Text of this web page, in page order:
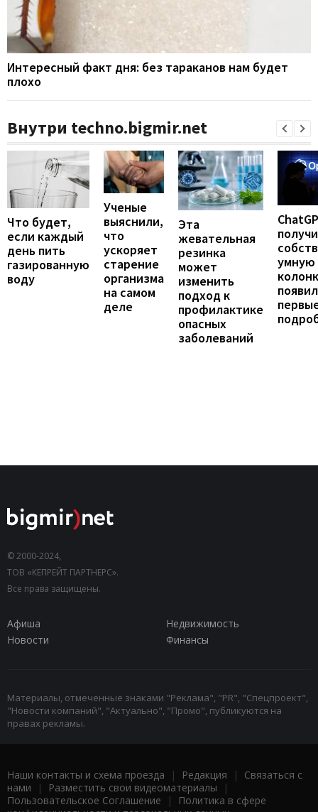
Интересный факт дня: без тараканов нам будет
плохо
Внутри techno.bigmir.net
Что будет,
если каждый
день пить
газированную
воду
Ученые
выяснили,
что
ускоряет
старение
организма
на самом
деле
Эта
жевательная
резинка
может
изменить
подход к
профилактике
опасных
заболеваний
умную
© 2000-2024,
ТОВ «КЕПРЕЙТ ПАРТНЕРС».
Все права защищены.
Афиша
Недвижимость
Новости
Финансы
Материалы, отмеченные знаками "Реклама", "PR", "Спецпроект",
"Новости компаний", "Актуально", "Промо", публикуются на
правах рекламы.
Наши контакты и схема проезда | Редакция | Связаться с
нами | Разместить свои видеоматериалы |
Пользовательское Соглашение |
Политика в сфере